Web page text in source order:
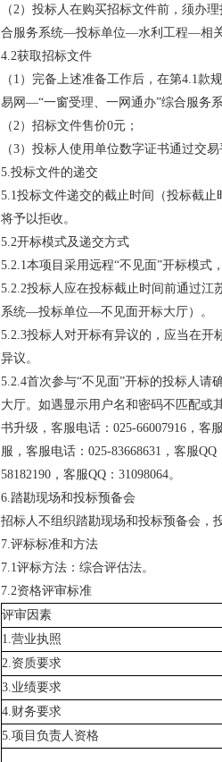
（2）投标人在购买招标文件前，须办
合服务系统—投标单位—水利工程—相
4.2获取招标文件
（ 1 ）完备上述准备工作后，在第4.1款
易网—“一窗受理、一网通办”综合服务
（2）招标文件售价0元；
（3）投标人使用单位数字证书通过交
5.投标文件的递交
5.1投标文件递交的截止时间（投标截止
将予以拒收。
5.2开标模式及递交方式
5.2.1本项目采用远程“不见面”开标模式
5.2.2投标人应在投标截止时间前通过江
系统—投标单位—不见面开标大厅）。
5.2.3投标人对开标有异议的，应当在开
异议。
5.2.4首次参与“不见面”开标的投标人请
大厅。如遇显示用户名和密码不匹配或
书升级，客服电话： 025-66007916 ，客
服，客服电话： 025-83668631 ，客服QQ
58182190 ，客服QQ ： 31098064。
6.踏勘现场和投标预备会
招标人不组织踏勘现场和投标预备会，
7.评标标准和方法
7.1评标方法：综合评估法。
7.2资格评审标准
评审因素
1.营业执照
2.资质要求
3.业绩要求
4.财务要求
5.项目负责人资格